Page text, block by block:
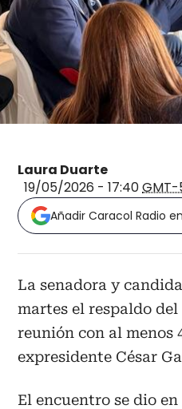
Laura Duarte
19/05/2026 - 17:40GMT-
Añadir Caracol Radio
La senadora y
martes el respaldo
reunión con al menos
expresidente César
El encuentro se dio